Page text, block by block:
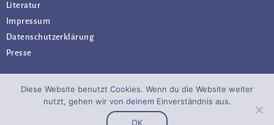
Literatur
Impressum
Datenschutz­erklärung
Presse
Diese Website benutzt Cookies. Wenn du die Website weiter
nutzt, gehen wir von deinem Einverständnis aus.
OK